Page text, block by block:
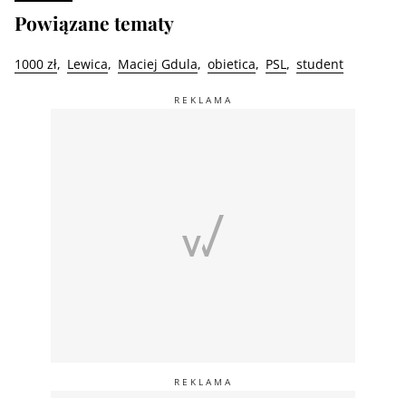
Powiązane tematy
1000 zł Lewica Maciej Gdula obietica PSL student